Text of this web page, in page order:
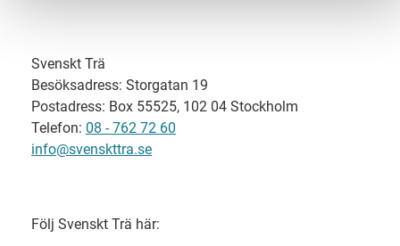
Svenskt Trä
Besöksadress: Storgatan 19
Postadress: Box 55525, 102 04 Stockholm
Telefon: 08 - 762 72 60
info@svenskttra.se
Följ Svenskt Trä här: